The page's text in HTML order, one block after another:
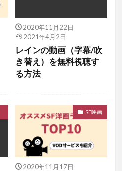
2020年11月22日
2021年4月2日
レインの動画（字幕/吹
き替え）を無料視聴す
る方法
SF映画
2020年11月17日